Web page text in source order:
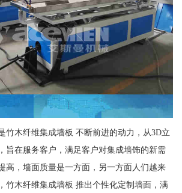
竹木纤维集成墙板 不断前进的动力，从3D立
旨在服务客户，满足客户对集成墙饰的新需
高，墙面质量是一方面，另一方面人们越来
竹木纤维集成墙板 推出个性化定制墙面，满